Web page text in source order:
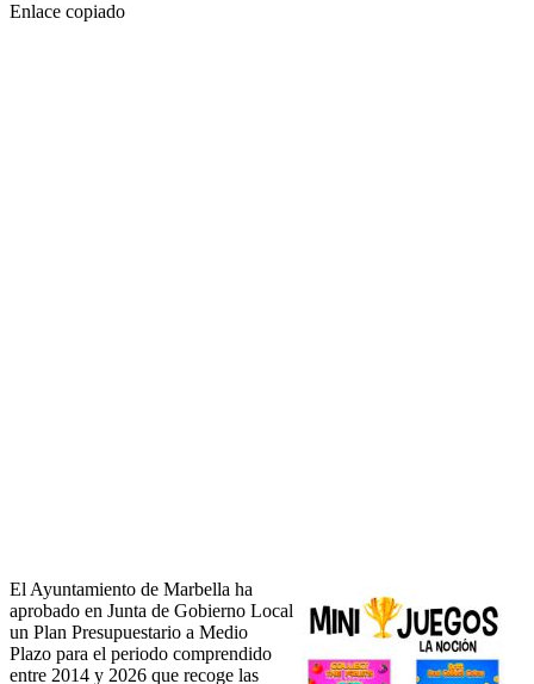
Enlace copiado
El Ayuntamiento de Marbella ha
aprobado en Junta de Gobierno Local
un Plan Presupuestario a Medio
Plazo para el periodo comprendido
entre 2014 y 2026 que recoge las